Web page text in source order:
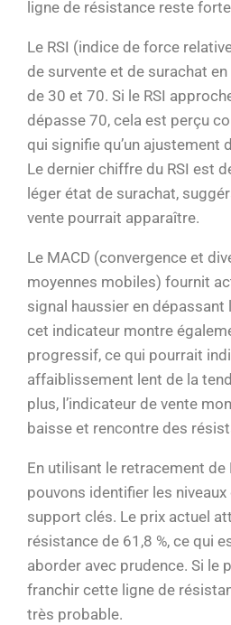
ligne de résistance reste
Le RSI (indice de force
de survente et de surachat
de 30 et 70. Si le RSI
dépasse 70, cela est perçu
qui signifie qu’un ajustement
Le dernier chiffre du RSI est
léger état de surachat,
vente pourrait apparaître.
Le MACD (convergence et
moyennes mobiles) fournit
signal haussier en dépassant
cet indicateur montre
progressif, ce qui pourrait
affaiblissement lent de la
plus, l’indicateur de vente
baisse et rencontre des
En utilisant le retracement de
pouvons identifier les
support clés. Le prix actuel
résistance de 61,8 %, ce qui
aborder avec prudence. Si le
franchir cette ligne de
très probable.